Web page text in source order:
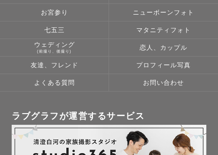
お宮参り ニューボーンフォト
七五三 マタニティフォト
ウェディング
(前撮り、後撮り)
恋人、カップル
友達、フレンド プロフィール写真
よくある質問 お問い合わせ
ラブグラフが運営するサービス